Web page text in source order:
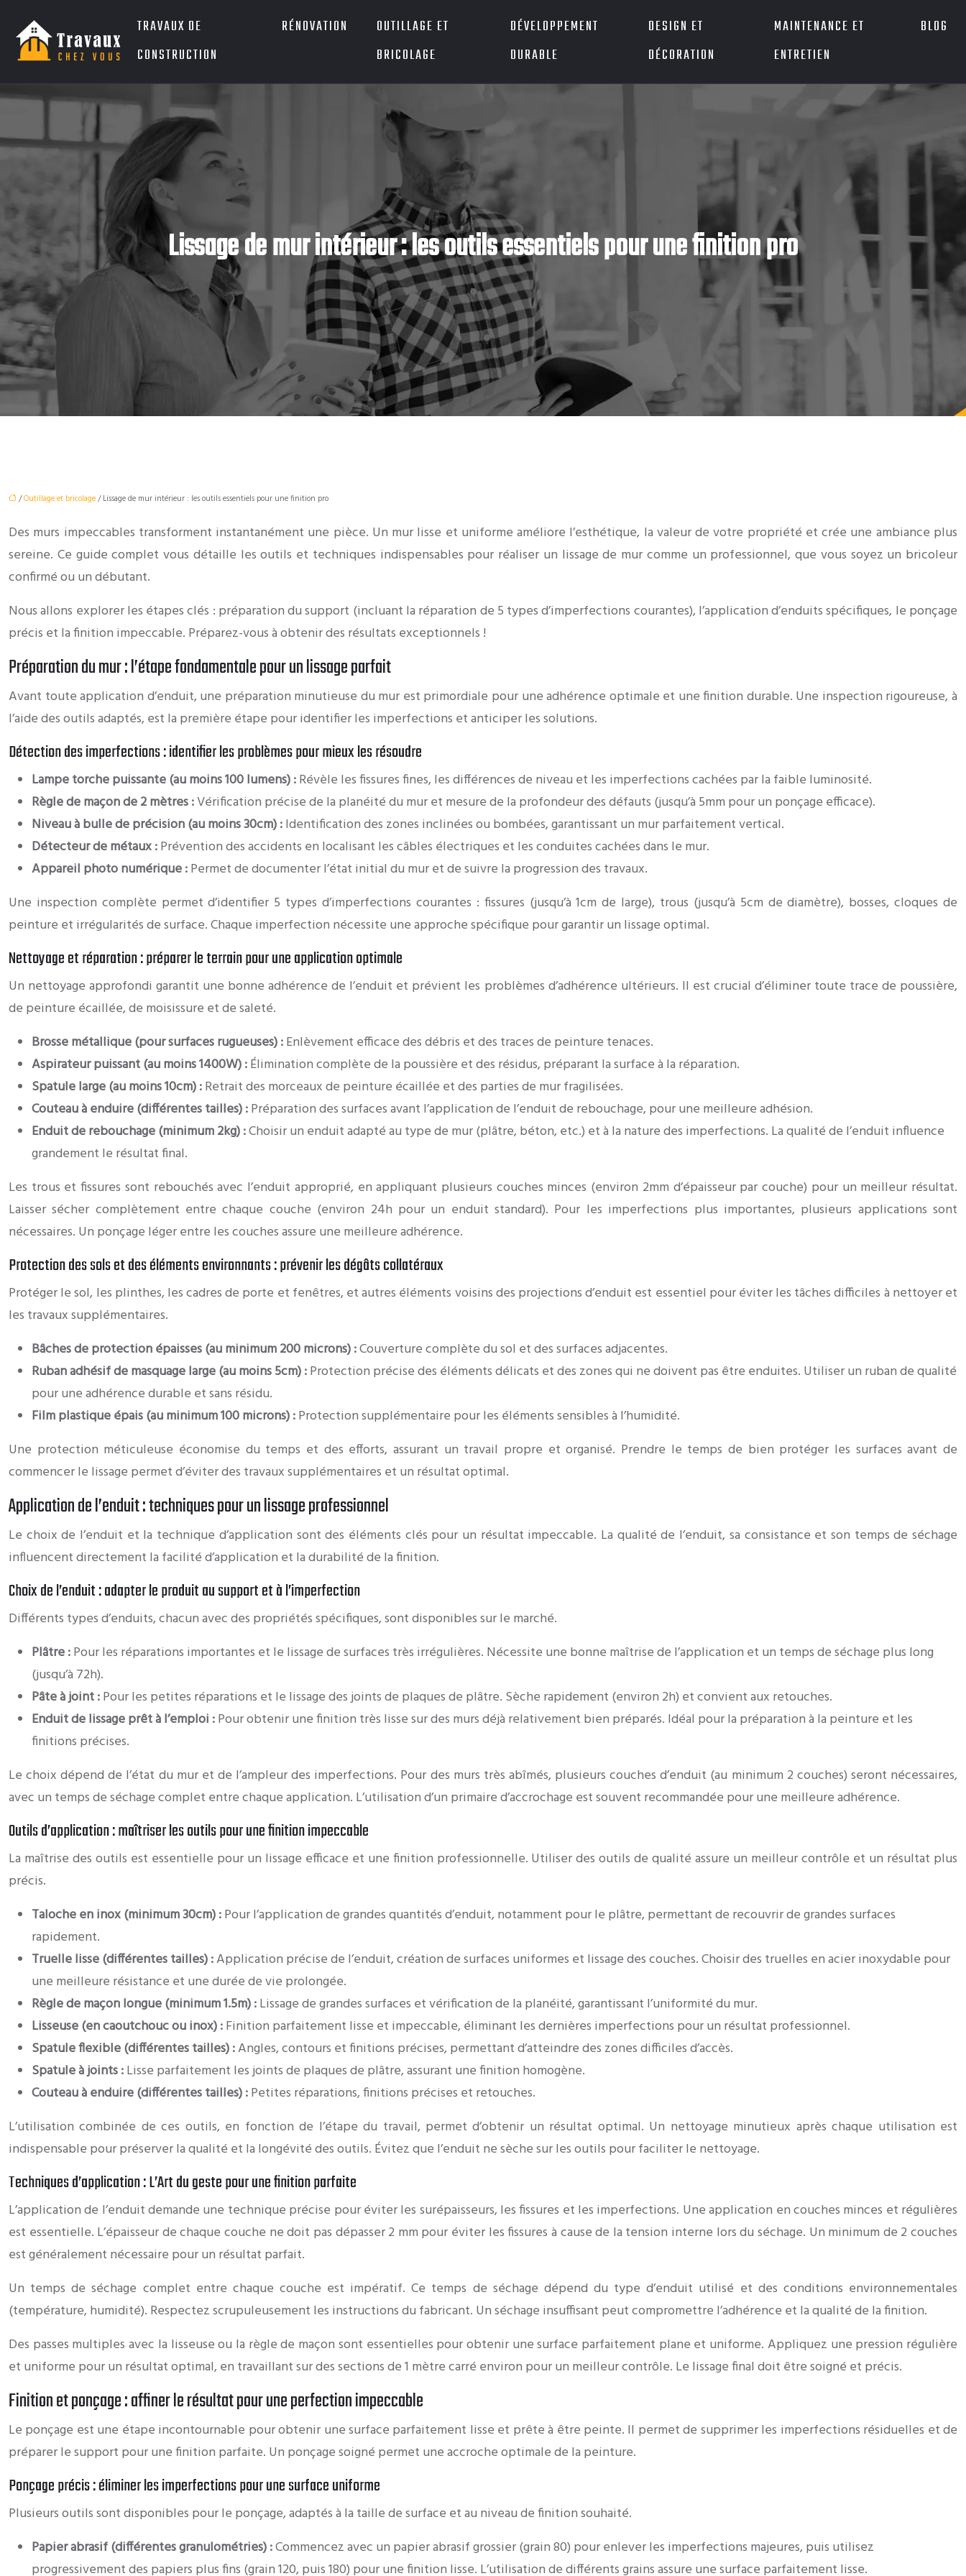
TRAVAUX DE
CONSTRUCTION
RÉNOVATION
OUTILLAGE ET
BRICOLAGE
DÉVELOPPEMENT
DURABLE
DESIGN ET
DÉCORATION
MAINTENANCE ET
ENTRETIEN
BLOG
Lissage de mur intérieur : les outils essentiels pour une finition pro
/Outillage et bricolage/ Lissage de mur intérieur : les outils essentiels pour une finition pro
Des murs impeccables transforment instantanément une pièce. Un mur lisse et uniforme améliore l’esthétique, la valeur de votre propriété et crée une ambiance plus
sereine. Ce guide complet vous détaille les outils et techniques indispensables pour réaliser un lissage de mur comme un professionnel, que vous soyez un bricoleur
confirmé ou un débutant.
Nous allons explorer les étapes clés : préparation du support (incluant la réparation de 5 types d’imperfections courantes), l’application d’enduits spécifiques, le ponçage
précis et la finition impeccable. Préparez-vous à obtenir des résultats exceptionnels !
Préparation du mur : l’étape fondamentale pour un lissage parfait
Avant toute application d’enduit, une préparation minutieuse du mur est primordiale pour une adhérence optimale et une finition durable. Une inspection rigoureuse, à
l’aide des outils adaptés, est la première étape pour identifier les imperfections et anticiper les solutions.
Détection des imperfections : identifier les problèmes pour mieux les résoudre
Lampe torche puissante (au moins 100 lumens) :Révèle les fissures fines, les différences de niveau et les imperfections cachées par la faible luminosité.
Règle de maçon de 2 mètres :Vérification précise de la planéité du mur et mesure de la profondeur des défauts (jusqu’à 5mm pour un ponçage efficace).
Niveau à bulle de précision (au moins 30cm) :Identification des zones inclinées ou bombées, garantissant un mur parfaitement vertical.
Détecteur de métaux :Prévention des accidents en localisant les câbles électriques et les conduites cachées dans le mur.
Appareil photo numérique :Permet de documenter l’état initial du mur et de suivre la progression des travaux.
Une inspection complète permet d’identifier 5 types d’imperfections courantes : fissures (jusqu’à 1cm de large), trous (jusqu’à 5cm de diamètre), bosses, cloques de
peinture et irrégularités de surface. Chaque imperfection nécessite une approche spécifique pour garantir un lissage optimal.
Nettoyage et réparation : préparer le terrain pour une application optimale
Un nettoyage approfondi garantit une bonne adhérence de l’enduit et prévient les problèmes d’adhérence ultérieurs. Il est crucial d’éliminer toute trace de poussière,
de peinture écaillée, de moisissure et de saleté.
Brosse métallique (pour surfaces rugueuses) :Enlèvement efficace des débris et des traces de peinture tenaces.
Aspirateur puissant (au moins 1400W) :Élimination complète de la poussière et des résidus, préparant la surface à la réparation.
Spatule large (au moins 10cm) :Retrait des morceaux de peinture écaillée et des parties de mur fragilisées.
Couteau à enduire (différentes tailles) :Préparation des surfaces avant l’application de l’enduit de rebouchage, pour une meilleure adhésion.
Enduit de rebouchage (minimum 2kg) :Choisir un enduit adapté au type de mur (plâtre, béton, etc.) et à la nature des imperfections. La qualité de l’enduit influence
grandement le résultat final.
Les trous et fissures sont rebouchés avec l’enduit approprié, en appliquant plusieurs couches minces (environ 2mm d’épaisseur par couche) pour un meilleur résultat.
Laisser sécher complètement entre chaque couche (environ 24h pour un enduit standard). Pour les imperfections plus importantes, plusieurs applications sont
nécessaires. Un ponçage léger entre les couches assure une meilleure adhérence.
Protection des sols et des éléments environnants : prévenir les dégâts collatéraux
Protéger le sol, les plinthes, les cadres de porte et fenêtres, et autres éléments voisins des projections d’enduit est essentiel pour éviter les tâches difficiles à nettoyer et
les travaux supplémentaires.
Bâches de protection épaisses (au minimum 200 microns) :Couverture complète du sol et des surfaces adjacentes.
Ruban adhésif de masquage large (au moins 5cm) :Protection précise des éléments délicats et des zones qui ne doivent pas être enduites. Utiliser un ruban de qualité
pour une adhérence durable et sans résidu.
Film plastique épais (au minimum 100 microns) :Protection supplémentaire pour les éléments sensibles à l’humidité.
Une protection méticuleuse économise du temps et des efforts, assurant un travail propre et organisé. Prendre le temps de bien protéger les surfaces avant de
commencer le lissage permet d’éviter des travaux supplémentaires et un résultat optimal.
Application de l’enduit : techniques pour un lissage professionnel
Le choix de l’enduit et la technique d’application sont des éléments clés pour un résultat impeccable. La qualité de l’enduit, sa consistance et son temps de séchage
influencent directement la facilité d’application et la durabilité de la finition.
Choix de l’enduit : adapter le produit au support et à l’imperfection
Différents types d’enduits, chacun avec des propriétés spécifiques, sont disponibles sur le marché.
Plâtre :Pour les réparations importantes et le lissage de surfaces très irrégulières. Nécessite une bonne maîtrise de l’application et un temps de séchage plus long
(jusqu’à 72h).
Pâte à joint :Pour les petites réparations et le lissage des joints de plaques de plâtre. Sèche rapidement (environ 2h) et convient aux retouches.
Enduit de lissage prêt à l’emploi :Pour obtenir une finition très lisse sur des murs déjà relativement bien préparés. Idéal pour la préparation à la peinture et les
finitions précises.
Le choix dépend de l’état du mur et de l’ampleur des imperfections. Pour des murs très abîmés, plusieurs couches d’enduit (au minimum 2 couches) seront nécessaires,
avec un temps de séchage complet entre chaque application. L’utilisation d’un primaire d’accrochage est souvent recommandée pour une meilleure adhérence.
Outils d’application : maîtriser les outils pour une finition impeccable
La maîtrise des outils est essentielle pour un lissage efficace et une finition professionnelle. Utiliser des outils de qualité assure un meilleur contrôle et un résultat plus
précis.
Taloche en inox (minimum 30cm) :Pour l’application de grandes quantités d’enduit, notamment pour le plâtre, permettant de recouvrir de grandes surfaces
rapidement.
Truelle lisse (différentes tailles) :Application précise de l’enduit, création de surfaces uniformes et lissage des couches. Choisir des truelles en acier inoxydable pour
une meilleure résistance et une durée de vie prolongée.
Règle de maçon longue (minimum 1.5m) :Lissage de grandes surfaces et vérification de la planéité, garantissant l’uniformité du mur.
Lisseuse (en caoutchouc ou inox) :Finition parfaitement lisse et impeccable, éliminant les dernières imperfections pour un résultat professionnel.
Spatule flexible (différentes tailles) :Angles, contours et finitions précises, permettant d’atteindre des zones difficiles d’accès.
Spatule à joints :Lisse parfaitement les joints de plaques de plâtre, assurant une finition homogène.
Couteau à enduire (différentes tailles) :Petites réparations, finitions précises et retouches.
L’utilisation combinée de ces outils, en fonction de l’étape du travail, permet d’obtenir un résultat optimal. Un nettoyage minutieux après chaque utilisation est
indispensable pour préserver la qualité et la longévité des outils. Évitez que l’enduit ne sèche sur les outils pour faciliter le nettoyage.
Techniques d’application : L’Art du geste pour une finition parfaite
L’application de l’enduit demande une technique précise pour éviter les surépaisseurs, les fissures et les imperfections. Une application en couches minces et régulières
est essentielle. L’épaisseur de chaque couche ne doit pas dépasser 2 mm pour éviter les fissures à cause de la tension interne lors du séchage. Un minimum de 2 couches
est généralement nécessaire pour un résultat parfait.
Un temps de séchage complet entre chaque couche est impératif. Ce temps de séchage dépend du type d’enduit utilisé et des conditions environnementales
(température, humidité). Respectez scrupuleusement les instructions du fabricant. Un séchage insuffisant peut compromettre l’adhérence et la qualité de la finition.
Des passes multiples avec la lisseuse ou la règle de maçon sont essentielles pour obtenir une surface parfaitement plane et uniforme. Appliquez une pression régulière
et uniforme pour un résultat optimal, en travaillant sur des sections de 1 mètre carré environ pour un meilleur contrôle. Le lissage final doit être soigné et précis.
Finition et ponçage : affiner le résultat pour une perfection impeccable
Le ponçage est une étape incontournable pour obtenir une surface parfaitement lisse et prête à être peinte. Il permet de supprimer les imperfections résiduelles et de
préparer le support pour une finition parfaite. Un ponçage soigné permet une accroche optimale de la peinture.
Ponçage précis : éliminer les imperfections pour une surface uniforme
Plusieurs outils sont disponibles pour le ponçage, adaptés à la taille de surface et au niveau de finition souhaité.
Papier abrasif (différentes granulométries) :Commencez avec un papier abrasif grossier (grain 80) pour enlever les imperfections majeures, puis utilisez
progressivement des papiers plus fins (grain 120, puis 180) pour une finition lisse. L’utilisation de différents grains assure une surface parfaitement lisse.